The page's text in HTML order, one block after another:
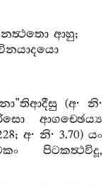
ආහු;
”තිආදීසු (අ· නි·
ආගච‍්ඡෙය්‍ය
අ· නි· 3.70) යං
පිටකත්‍ථවිදූ,